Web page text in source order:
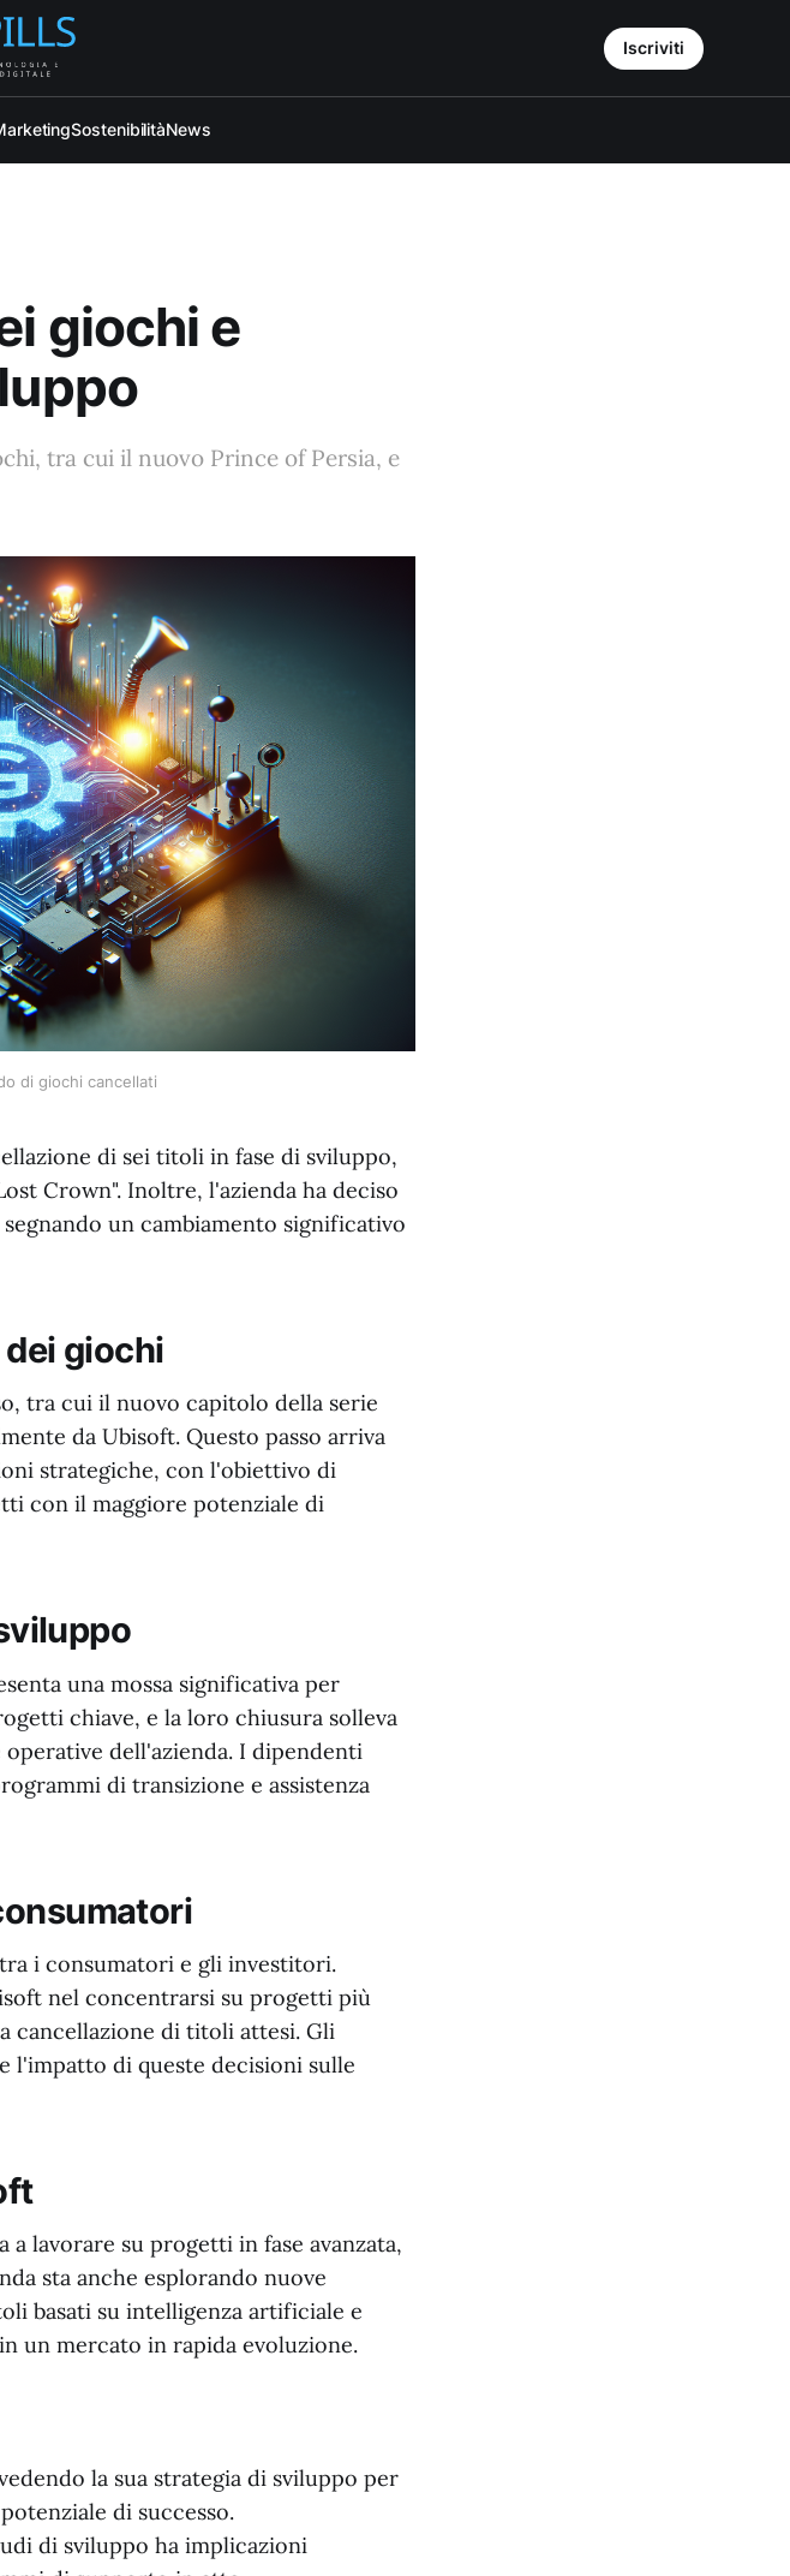
SostenibilitàNews
Iscriviti
giochi e
tra cui il nuovo Prince of Persia, e
di giochi cancellati
di sei titoli in fase di sviluppo,
Crown". Inoltre, l'azienda ha deciso
un cambiamento significativo
giochi
tra cui il nuovo capitolo della serie
da Ubisoft. Questo passo arriva
strategiche, con l'obiettivo di
con il maggiore potenziale di
una mossa significativa per
chiave, e la loro chiusura solleva
dell'azienda. I dipendenti
di transizione e assistenza
i consumatori e gli investitori.
nel concentrarsi su progetti più
cancellazione di titoli attesi. Gli
l'impatto di queste decisioni sulle
lavorare su progetti in fase avanzata,
sta anche esplorando nuove
basati su intelligenza artificiale e
un mercato in rapida evoluzione.
la sua strategia di sviluppo per
di successo.
di sviluppo ha implicazioni